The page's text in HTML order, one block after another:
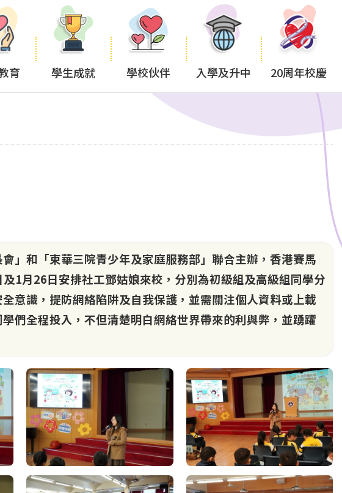
育 學生成就 學校伙伴 入學及升中 20周年校慶
」和「東華三院青少年及家庭服務部」聯合主辦，香港賽馬
1月26日安排社工鄧姑娘來校，分別為初級組及高級組同學分
意識，提防網絡陷阱及自我保護，並需關注個人資料或上載
們全程投入，不但清楚明白網絡世界帶來的利與弊，並踴躍